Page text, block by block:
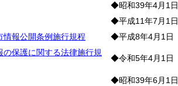
◆昭和39年4月1日
◆平成11年7月1日
情報公開条例施行規程
◆平成8年4月1日
保護に関する法律施行規
◆令和5年4月1日
◆昭和39年6月1日